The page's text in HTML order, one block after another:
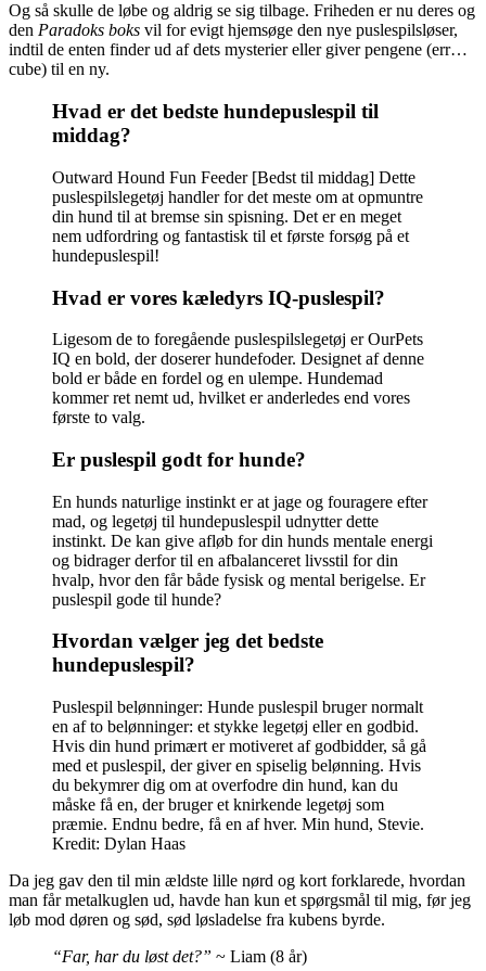
Og så skulle de løbe og aldrig se sig tilbage. Friheden er nu deres og
den Paradoks boks vil for evigt hjemsøge den nye puslespilsløser,
indtil de enten finder ud af dets mysterier eller giver pengene (err…
cube) til en ny.
Hvad er det bedste hundepuslespil til
middag?
Outward Hound Fun Feeder [Bedst til middag] Dette
puslespilslegetøj handler for det meste om at opmuntre
din hund til at bremse sin spisning. Det er en meget
nem udfordring og fantastisk til et første forsøg på et
hundepuslespil!
Hvad er vores kæledyrs IQ-puslespil?
Ligesom de to foregående puslespilslegetøj er OurPets
IQ en bold, der doserer hundefoder. Designet af denne
bold er både en fordel og en ulempe. Hundemad
kommer ret nemt ud, hvilket er anderledes end vores
første to valg.
Er puslespil godt for hunde?
En hunds naturlige instinkt er at jage og fouragere efter
mad, og legetøj til hundepuslespil udnytter dette
instinkt. De kan give afløb for din hunds mentale energi
og bidrager derfor til en afbalanceret livsstil for din
hvalp, hvor den får både fysisk og mental berigelse. Er
puslespil gode til hunde?
Hvordan vælger jeg det bedste
hundepuslespil?
Puslespil belønninger: Hunde puslespil bruger normalt
en af ​​to belønninger: et stykke legetøj eller en godbid.
Hvis din hund primært er motiveret af godbidder, så gå
med et puslespil, der giver en spiselig belønning. Hvis
du bekymrer dig om at overfodre din hund, kan du
måske få en, der bruger et knirkende legetøj som
præmie. Endnu bedre, få en af ​​hver. Min hund, Stevie.
Kredit: Dylan Haas
Da jeg gav den til min ældste lille nørd og kort forklarede, hvordan
man får metalkuglen ud, havde han kun et spørgsmål til mig, før jeg
løb mod døren og sød, sød løsladelse fra kubens byrde.
“Far, har du løst det?” ~ Liam (8 år)